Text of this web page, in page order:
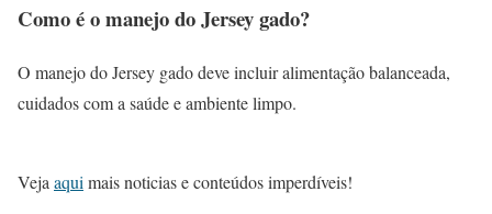
Como é o manejo do Jersey gado?
O manejo do Jersey gado deve incluir alimentação balanceada,
cuidados com a saúde e ambiente limpo.
Veja aqui mais noticias e conteúdos imperdíveis!